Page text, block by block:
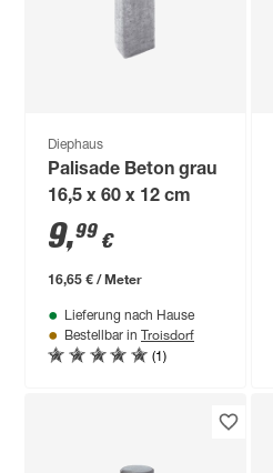
Diephaus
Palisade Beton grau
16,5 x 60 x 12 cm
9,99 €
16,65 € / Meter
Lieferung nach Hause
Bestellbar in Troisdorf
(1)